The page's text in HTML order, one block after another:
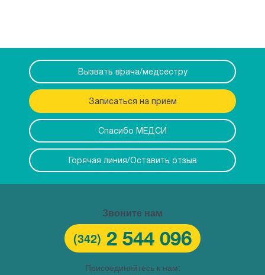
Вызвать врача/медсестру
Записаться на прием
Спасибо МЕДСИ
Горячая линия/Оставить отзыв
Звоните нам
(342) 2 544 096
Присоединяйтесь к нам: